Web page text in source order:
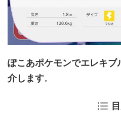
ぽこあポケモンでエレキ
介します。